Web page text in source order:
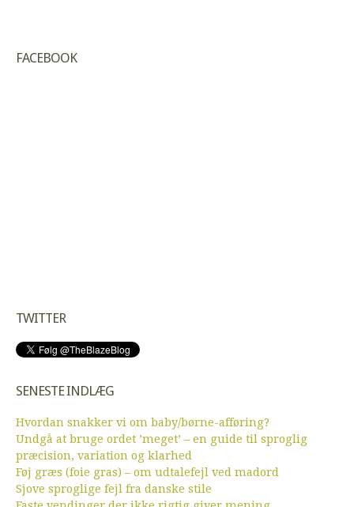
FACEBOOK
TWITTER
SENESTE INDLÆG
Hvordan snakker vi om baby/børne-afføring?
Undgå at bruge ordet ’meget’ – en guide til sproglig
præcision, variation og klarhed
Føj græs (foie gras) – om udtalefejl ved madord
Sjove sproglige fejl fra danske stile